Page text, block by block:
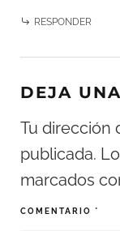
RESPONDER
DEJA
Tu dirección
publicada.
marcados
COMENTARIO *